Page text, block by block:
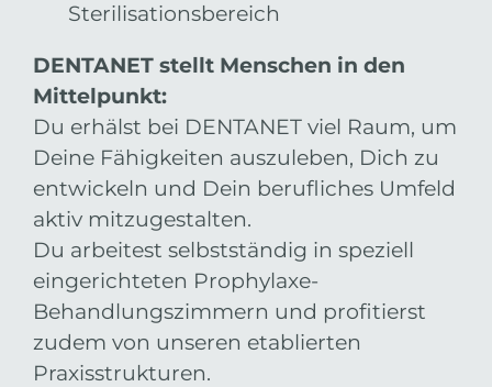
Sterilisationsbereich
DENTANET stellt Menschen in den
Mittelpunkt:
Du erhälst bei DENTANET viel Raum, um
Deine Fähigkeiten auszuleben, Dich zu
entwickeln und Dein berufliches Umfeld
aktiv mitzugestalten.
Du arbeitest selbstständig in speziell
eingerichteten Prophylaxe-
Behandlungszimmern und profitierst
zudem von unseren etablierten
Praxisstrukturen.